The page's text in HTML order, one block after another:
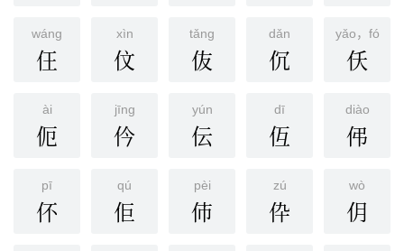
wánɡ
仼
xìn
伩
tǎnɡ
伖
dǎn
伔
yǎo，fó
仸
ài
伌
jīnɡ
仱
yún
伝
dī
仾
diào
伄
pī
伓
qú
佢
pèi
伂
zú
伜
wò
仴